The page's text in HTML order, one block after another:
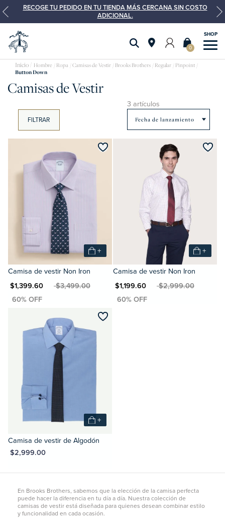
RECOGE TU PEDIDO EN TU TIENDA MÁS CERCANA SIN COSTO
ADICIONAL.
0
Camisas
de
Hombre Ropa Camisas de Vestir Brooks Brothers Regular Pinpoint
Button Down
Camisas de Vestir
FILTRAR
3 artículos
+
Camisa de vestir Non Iron
$1,399.60MXN $3,499.00
+
Camisa de vestir Non Iron
MXN $1,199.60MXN $2,999.00
+
Camisa de vestir de Algodón
$2,999.00
En Brooks Brothers, sabemos que la elección de la camisa perfecta
puede hacer la diferencia en tu día a día. Nuestra colección de
camisas de vestir está diseñada para quienes desean combinar estilo
y funcionalidad en cada ocasión.